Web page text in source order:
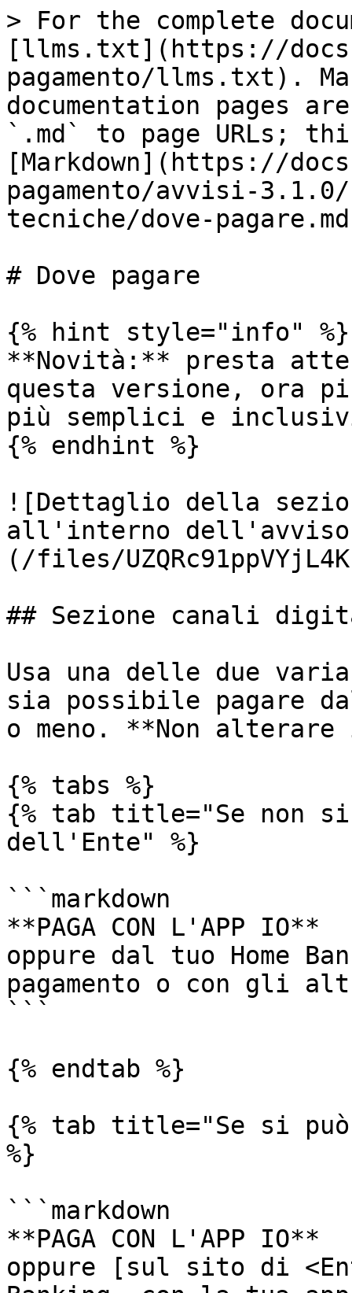
> For the complete
[llms.txt](https://
pagamento/llms.txt).
documentation pages
`.md` to page URLs;
[Markdown](https://
pagamento/avvisi-
tecniche/dove-
# Dove pagare
{% hint style="info" %}
**Novità:** presta
questa versione, ora
più semplici e
{% endhint %}
![Dettaglio della
all'interno dell'avviso
(/files/
## Sezione canali
Usa una delle due
sia possibile pagare
o meno. **Non
{% tabs %}
{% tab title="Se non
dell'Ente" %}
```markdown
**PAGA CON L'APP IO**
oppure dal tuo Home
pagamento o con gli
```
{% endtab %}
{% tab title="Se si
%}
```markdown
**PAGA CON L'APP IO**
oppure [sul sito di